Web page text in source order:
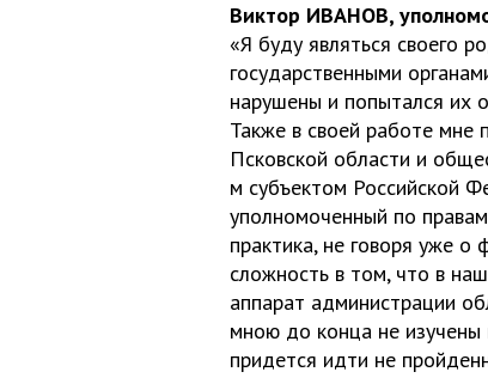
Виктор ИВАНОВ,
«Я буду являться своего
государственными
нарушены и попытался их
Также в своей работе мне
Псковской области и
м субъектом Российской
уполномоченный по
практика, не говоря уже о
сложность в том, что в
аппарат администрации
мною до конца не изучены
придется идти не